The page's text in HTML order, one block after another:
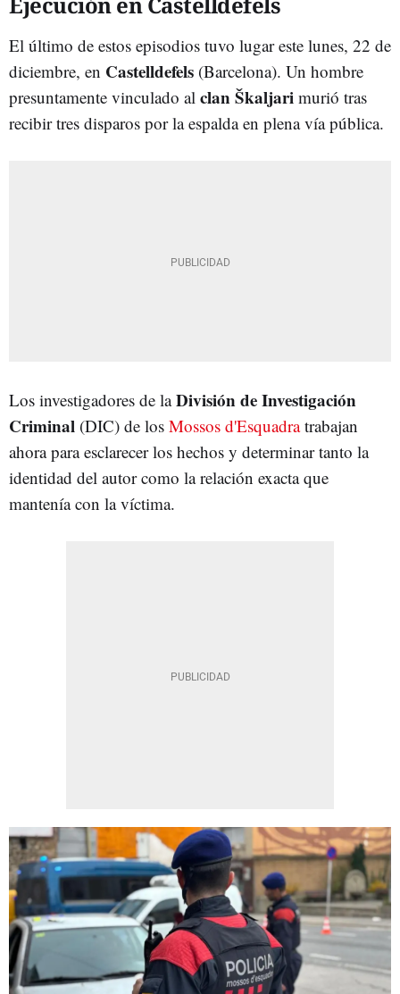
El último de estos episodios tuvo lugar este lunes, 22 de
diciembre, en Castelldefels (Barcelona). Un hombre
presuntamente vinculado al clan Škaljari murió tras
recibir tres disparos por la espalda en plena vía pública.
Los investigadores de laDivisión de Investigación
Criminal (DIC) de los Mossos d'Esquadratrabajan
ahora para esclarecer los hechos y determinar tanto la
identidad del autor como la relación exacta que
mantenía con la víctima.